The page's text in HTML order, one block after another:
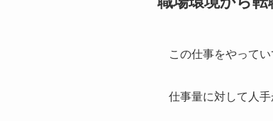
この仕事をやって
仕事量に対して人